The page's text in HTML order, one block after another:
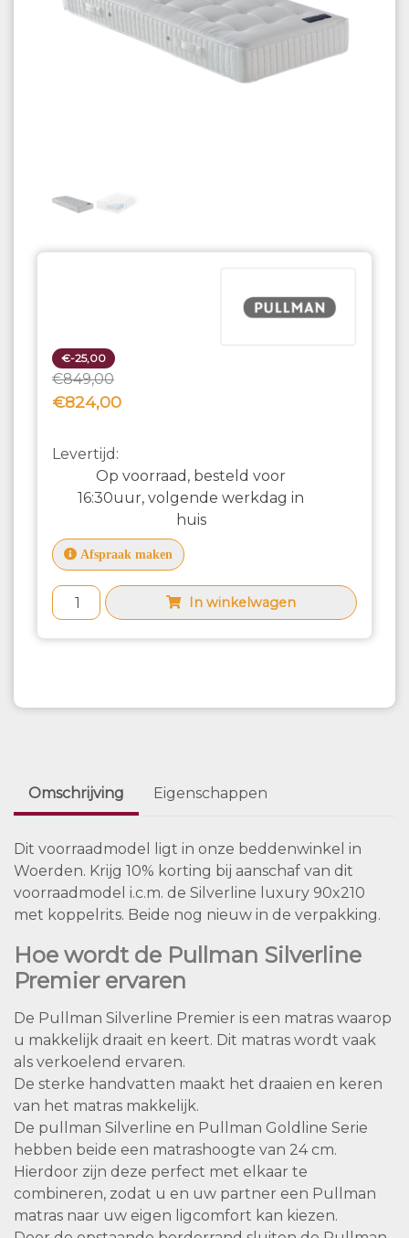
€-25,00
€849,00
€824,00
Levertijd:
Op voorraad, besteld voor
16:30uur, volgende werkdag in
huis
Afspraak maken
In winkelwagen
Omschrijving Eigenschappen
Dit voorraadmodel ligt in onze beddenwinkel in
Woerden. Krijg 10% korting bij aanschaf van dit
voorraadmodel i.c.m. de Silverline luxury 90x210
met koppelrits. Beide nog nieuw in de verpakking.
Hoe wordt de Pullman Silverline
Premier ervaren
De Pullman Silverline Premier is een matras waarop
u makkelijk draait en keert. Dit matras wordt vaak
als verkoelend ervaren.
De sterke handvatten maakt het draaien en keren
van het matras makkelijk.
De pullman Silverline en Pullman Goldline Serie
hebben beide een matrashoogte van 24 cm.
Hierdoor zijn deze perfect met elkaar te
combineren, zodat u en uw partner een Pullman
matras naar uw eigen ligcomfort kan kiezen.